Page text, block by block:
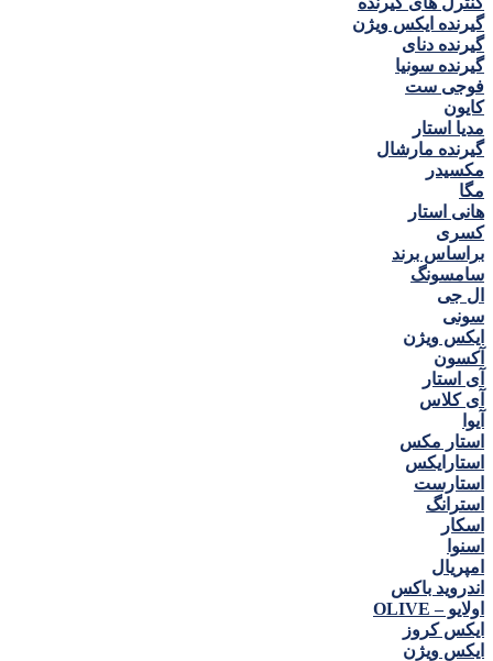
گیرنده ايكس ويژن
گیرنده دنای
گیرنده سونیا
فوجی ست
كايون
مديا استار
گیرنده مارشال
مكسيدر
مگا
هانی استار
كسری
براساس برند
سامسونگ
ال جی
سونی
ایکس ویژن
آکسون
آی استار
آی کلاس
آیوا
استار مکس
استارایکس
استارست
استرانگ
اسکار
اسنوا
امپریال
اندروید باکس
اولایو – OLIVE
ایکس کروز
ایکس ویژن